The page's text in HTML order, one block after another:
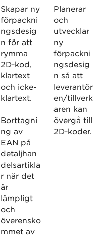
Skapar ny
förpackni
ngsdesig
n för att
rymma
2D-kod,
klartext
och icke-
klartext.
Borttagni
ng av
EAN på
detaljhan
delsartikla
r när det
är
lämpligt
och
överensko
mmet av
Planerar
och
utvecklar
ny
förpackni
ngsdesig
n så att
leverantör
en/tillverk
aren kan
övergå till
2D-koder.